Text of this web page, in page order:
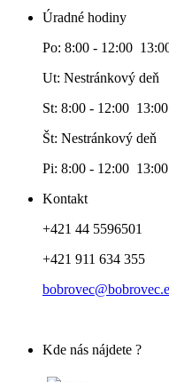
Úradné hodiny
Po: 8:00 - 12:00
Ut: Nestránkový deň
St: 8:00 - 12:00
Št: Nestránkový deň
Pi: 8:00 - 12:00
Kontakt
+421 44 5596501
+421 911 634 355
Kde nás nájdete ?